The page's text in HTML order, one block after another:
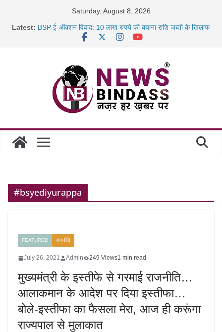
Saturday, August 8, 2026
Latest: BSP ई-ऑक्शन विवाद: 10 लाख रुपये की बयाना राशि जब्ती के खिलाफ
साइबर ठगी पर दुर्ग पुलिस का बड़ा एक्शन: 13 म्यूल बैंक खाताधारक
गिरफ्तार
#bsyediyurappa
FEATURED राजनीति
July 26, 2021 Admin 249 Views1 min read
मुख्यमंत्री के इस्तीफे से गरमाई राजनीति…
आलाकमान के आदेश पर दिया इस्तीफा…
बोले-इस्तीफा का फैसला मेरा, आज ही करूंगा
राज्यपाल से मुलाकात